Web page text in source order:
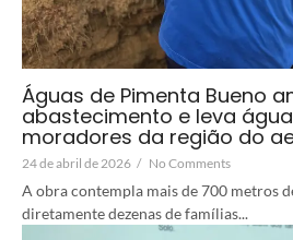
Águas de Pimenta Bueno
abastecimento e leva
moradores da região do
24 de abril de 2026 / No Comments
A obra contempla mais de 700 metros
diretamente dezenas de famílias...